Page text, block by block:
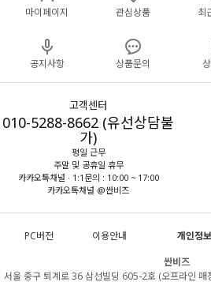
마이페이지 관심상품 최
공지사항 상품문의
고객센터
010-5288-8662 (유선상담불
가)
평일 근무
주말 및 공휴일 휴무
카카오톡채널 · 1:1문의 : 10:00 ~ 17:00
카카오톡채널 @싼비즈
PC버전 이용안내 개인정
싼비즈
서울 중구 퇴계로 36 삼선빌딩 605-2호 (오프라인 매